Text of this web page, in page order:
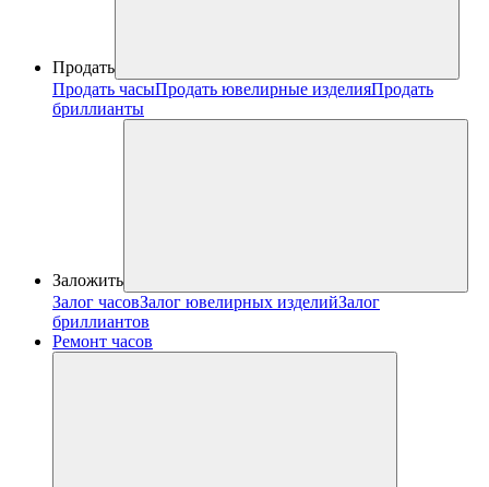
Продать
Продать часыПродать ювелирные изделияПродать
бриллианты
Заложить
Залог часовЗалог ювелирных изделийЗалог
бриллиантов
Ремонт часов